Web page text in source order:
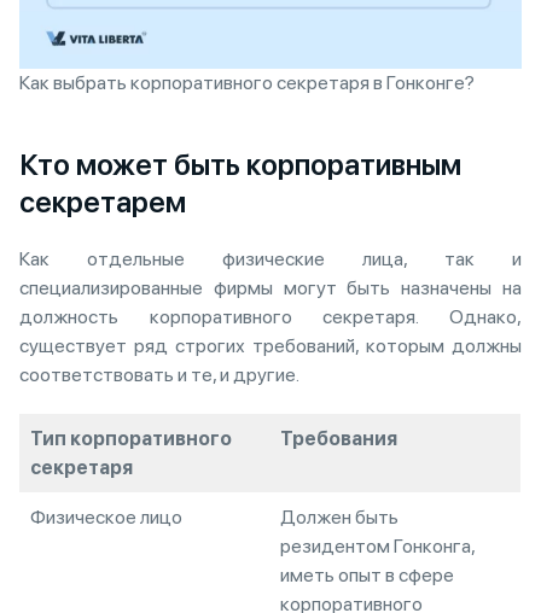
Как выбрать корпоративного секретаря в Гонконге?
Кто может быть корпоративным
секретарем
Как отдельные физические лица, так и
специализированные фирмы могут быть назначены на
должность корпоративного секретаря. Однако,
существует ряд строгих требований, которым должны
соответствовать и те, и другие.
Тип корпоративного
секретаря
Требования
Физическое лицо
Должен быть
резидентом Гонконга,
иметь опыт в сфере
корпоративного